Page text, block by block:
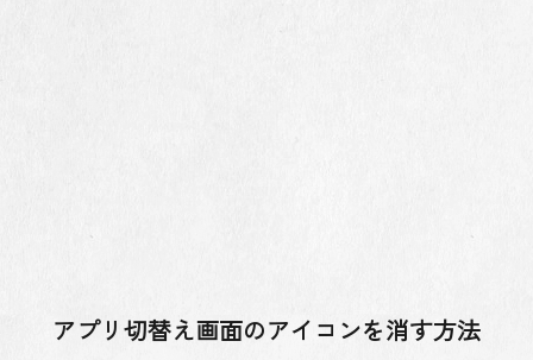
アプリ切替え画面のアイコンを消す方法